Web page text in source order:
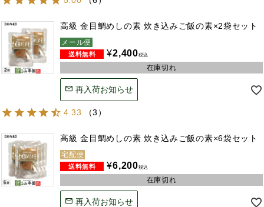
高級 金目鯛めしの素 炊き込みご飯の素×2袋セット
メール便
¥2,400税込
在庫切れ
再入荷お知らせ
4.33 （3 ）
高級 金目鯛めしの素 炊き込みご飯の素×6袋セット
宅配便
¥6,200税込
在庫切れ
再入荷お知らせ